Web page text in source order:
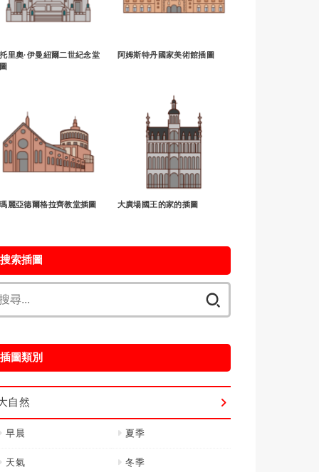
里奧·伊曼紐爾二世紀念堂
阿姆斯特丹國家美術館插圖
麗亞德爾格拉齊教堂插圖 大廣場國王的家的插圖
搜索插圖
插圖類別
自然
早晨 夏季
天氣 冬季